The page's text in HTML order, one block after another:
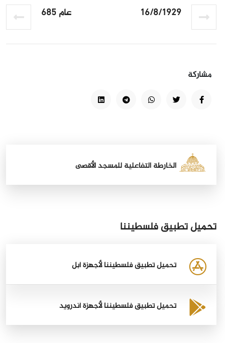
16/8/1929 عام 685
مشاركة
الخارطة التفاعلية للمسجد الأقصى
تحميل تطبيق فلسطيننا
تحميل تطبيق فلسطيننا لأجهزة أبل
تحميل تطبيق فلسطيننا لأجهزة أندرويد